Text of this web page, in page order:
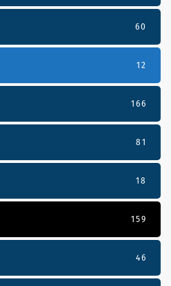
60
12
166
81
18
159
46